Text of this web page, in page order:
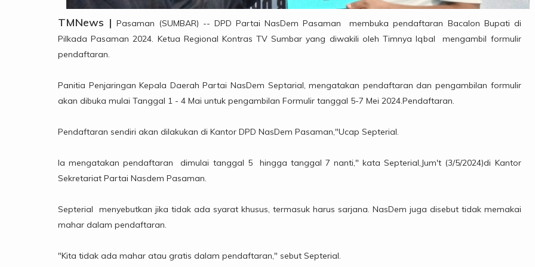
TMNews |Pasaman (SUMBAR) -- DPD Partai NasDem Pasaman membuka pendaftaran Bacalon Bupati di
Pilkada Pasaman 2024. Ketua Regional Kontras TV Sumbar yang diwakili oleh Timnya Iqbal mengambil formulir
pendaftaran.
Panitia Penjaringan Kepala Daerah Partai NasDem Septarial, mengatakan pendaftaran dan pengambilan formulir
akan dibuka mulai Tanggal 1 - 4 Mai untuk pengambilan Formulir tanggal 5-7 Mei 2024.Pendaftaran.
Pendaftaran sendiri akan dilakukan di Kantor DPD NasDem Pasaman,"Ucap Septerial.
Ia mengatakan pendaftaran dimulai tanggal 5 hingga tanggal 7 nanti," kata Septerial,Jum't (3/5/2024)di Kantor
Sekretariat Partai Nasdem Pasaman.
Septerial menyebutkan jika tidak ada syarat khusus, termasuk harus sarjana. NasDem juga disebut tidak memakai
mahar dalam pendaftaran.
"Kita tidak ada mahar atau gratis dalam pendaftaran," sebut Septerial.